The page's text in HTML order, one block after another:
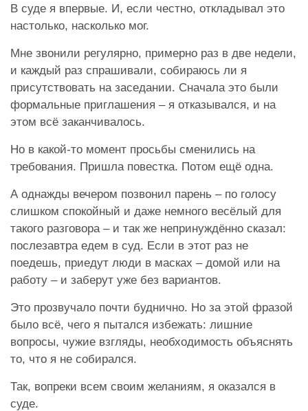
В суде я впервые. И, если честно, откладывал это
настолько, насколько мог.
Мне звонили регулярно, примерно раз в две недели,
и каждый раз спрашивали, собираюсь ли я
присутствовать на заседании. Сначала это были
формальные приглашения – я отказывался, и на
этом всё заканчивалось.
Но в какой-то момент просьбы сменились на
требования. Пришла повестка. Потом ещё одна.
А однажды вечером позвонил парень – по голосу
слишком спокойный и даже немного весёлый для
такого разговора – и так же непринуждённо сказал:
послезавтра едем в суд. Если в этот раз не
поедешь, приедут люди в масках – домой или на
работу – и заберут уже без вариантов.
Это прозвучало почти буднично. Но за этой фразой
было всё, чего я пытался избежать: лишние
вопросы, чужие взгляды, необходимость объяснять
то, что я не собирался.
Так, вопреки всем своим желаниям, я оказался в
суде.